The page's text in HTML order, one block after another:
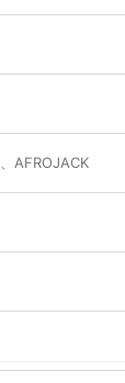
AFROJACK